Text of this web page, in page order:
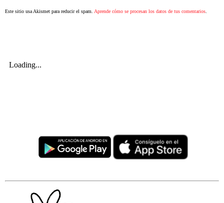
Este sitio usa Akismet para reducir el spam. Aprende cómo se procesan los datos de tus comentarios